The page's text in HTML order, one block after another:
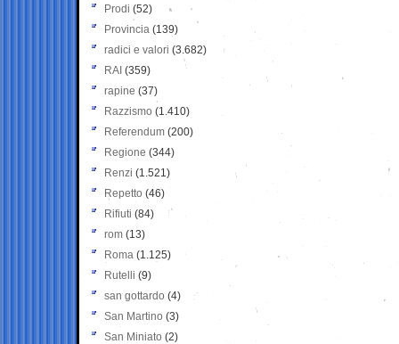
Prodi (52)
Provincia (139)
radici e valori (3.682)
RAI (359)
rapine (37)
Razzismo (1.410)
Referendum (200)
Regione (344)
Renzi (1.521)
Repetto (46)
Rifiuti (84)
rom (13)
Roma (1.125)
Rutelli (9)
san gottardo (4)
San Martino (3)
San Miniato (2)